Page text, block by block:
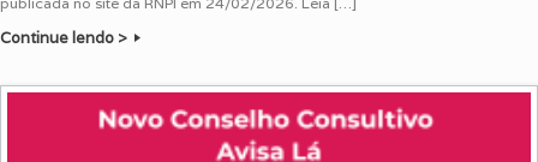
Continue lendo >